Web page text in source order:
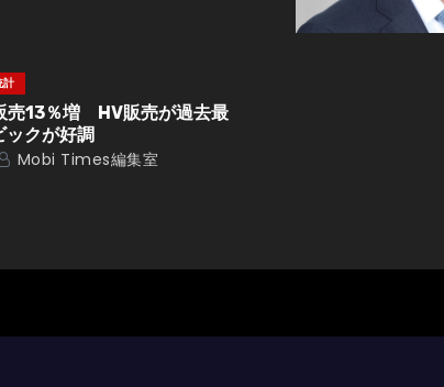
計
売13％増 HV販売が過去最
クが好調
Mobi Times編集室